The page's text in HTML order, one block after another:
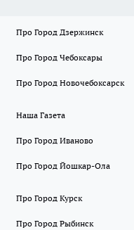
Про Город Дзержинск
Про Город Чебоксары
Про Город Новочебоксарск
Наша Газета
Про Город Иваново
Про Город Йошкар-Ола
Про Город Курск
Про Город Рыбинск